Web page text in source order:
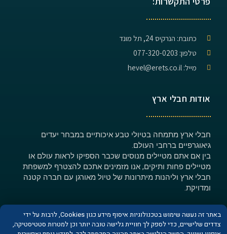
כתובת: הנרקיס 24, תל מונד
טלפון: 077-320-0203
מייל: hevel@erets.co.il
אודות חבלי ארץ
חבלי ארץ מתמחה בטיולי טבע איכותיים במבחר יעדים
גיאוגרפיים ברחבי העולם.
בין אם אתם מטיילים מנוסים שכבר הספיקו לראות עולם או
מטיילים פחות ותיקים, אנו מזמינים אתכם להצטרף למשפחת
חבלי ארץ וליהנות מיתרונות של טיול מאורגן עם חברה קטנה
ומדויקת.
באתר זה נעשה שימוש בטכנולוגיות איסוף מידע כגון Cookies, לרבות על ידי
צדדים שלישיים, כדי לספק לך חוויית גלישה טובה יותר וכן למטרות סטטיסטיקה,